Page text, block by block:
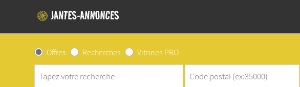
Offres Recherches Vitrines PRO